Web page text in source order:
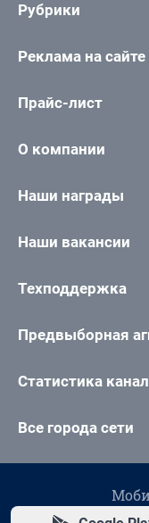
Рубрики
Реклама на сайте
Прайс-лист
О компании
Наши награды
Наши вакансии
Техподдержка
Предвыборная
Статистика
Все города сети